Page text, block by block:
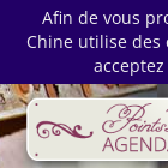
Afin de vous
Chine utilise des